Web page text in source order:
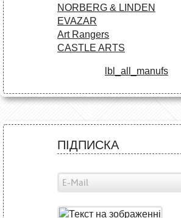
NORBERG & LINDEN
EVAZAR
Art Rangers
CASTLE ARTS
lbl_all_manufs
ПІДПИСКА